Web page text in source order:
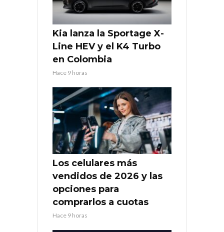
Kia lanza la Sportage X-
Line HEV y el K4 Turbo
en Colombia
Hace 9 horas
Los celulares más
vendidos de 2026 y las
opciones para
comprarlos a cuotas
Hace 9 horas